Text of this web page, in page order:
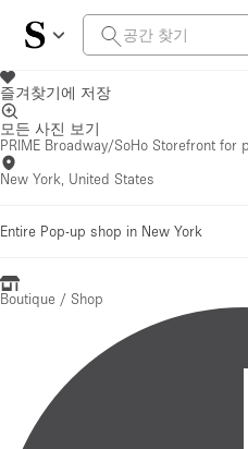
즐겨찾기에 저장
모든 사진 보기
PRIME Broadway/SoHo Storefront for
New York, United States
Entire Pop-up shop in New York
Boutique / Shop